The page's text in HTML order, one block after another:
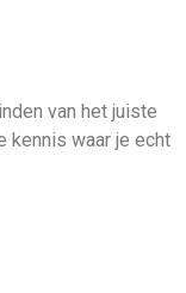
van het juiste
kennis waar je echt